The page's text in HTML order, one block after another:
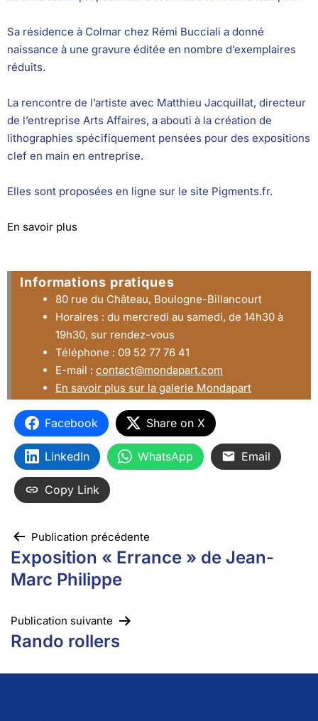
Sa résidence à Colmar chez Rémi Bucciali a donné
naissance à une gravure éditée en nombre d’exemplaires
réduits.
La rencontre de l’artiste avec Matthieu Jacquillat, directeur
de l’entreprise Arts Affaires, a abouti à la création de
lithographies spécifiquement pensées pour des expositions
clef en main en entreprise.
Elles sont proposées en ligne sur le site Pigments.fr.
En savoir plus
Informations pratiques
80 rue du Château, Boulogne-Billancourt
Horaires : du mercredi au samedi, de 14h30 à
19h30, sur rendez-vous
Téléphone : 09 52 77 76 41
E-mail : contact@mondapart.com
En savoir plus sur la galerie Mondapart
Facebook Share on X
LinkedIn WhatsApp Email
Copy Link
Publication précédente
Exposition « Errance » de Jean-
Marc Philippe
Publication suivante
Rando rollers